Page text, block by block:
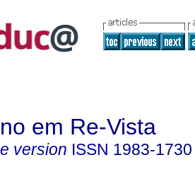
em Re-Vista
version ISSN 1983-1730